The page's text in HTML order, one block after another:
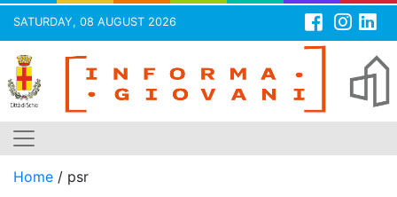
SATURDAY, 08 AUGUST 2026
Skip
content
Home / psr